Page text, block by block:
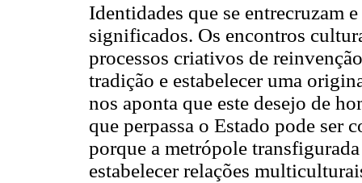
Identidades que se entrecruzam
significados. Os encontros
processos criativos de
tradição e estabelecer uma
nos aponta que este desejo de
que perpassa o Estado pode ser
porque a metrópole
estabelecer relações